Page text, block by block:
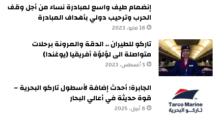
إنضمام طيف واسع لمبادرة نساء من أجل وقف
الحرب وترحيب دولي بأهداف المبادرة
16 مايو، 2023
تاركو للطيران .. الدقة والمرونة برحلات
متواصلة الى لؤلؤة أفريقيا (يوغندا)
5 أغسطس، 2023
الجابرة: أحدث إضافة لأسطول تاركو البحرية –
قوة حديثة في أعالي البحار
6 أبريل، 2025